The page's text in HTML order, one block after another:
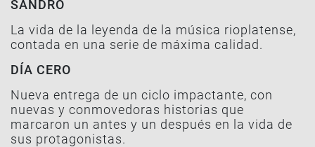
SANDRO
La vida de la leyenda de la música rioplatense,
contada en una serie de máxima calidad.
DÍA CERO
Nueva entrega de un ciclo impactante, con
nuevas y conmovedoras historias que
marcaron un antes y un después en la vida de
sus protagonistas.